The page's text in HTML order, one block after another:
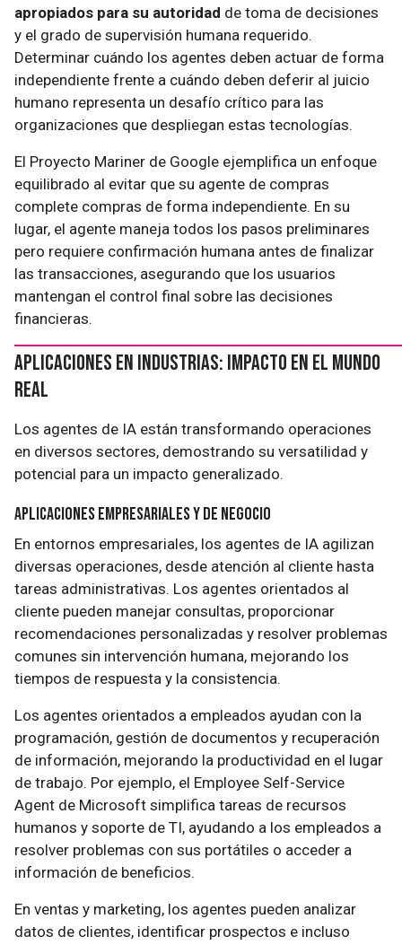
apropiados para su autoridad de toma de decisiones
y el grado de supervisión humana requerido.
Determinar cuándo los agentes deben actuar de forma
independiente frente a cuándo deben deferir al juicio
humano representa un desafío crítico para las
organizaciones que despliegan estas tecnologías.
El Proyecto Mariner de Google ejemplifica un enfoque
equilibrado al evitar que su agente de compras
complete compras de forma independiente. En su
lugar, el agente maneja todos los pasos preliminares
pero requiere confirmación humana antes de finalizar
las transacciones, asegurando que los usuarios
mantengan el control final sobre las decisiones
financieras.
Aplicaciones en Industrias: Impacto en el Mundo
Real
Los agentes de IA están transformando operaciones
en diversos sectores, demostrando su versatilidad y
potencial para un impacto generalizado.
Aplicaciones Empresariales y de Negocio
En entornos empresariales, los agentes de IA agilizan
diversas operaciones, desde atención al cliente hasta
tareas administrativas. Los agentes orientados al
cliente pueden manejar consultas, proporcionar
recomendaciones personalizadas y resolver problemas
comunes sin intervención humana, mejorando los
tiempos de respuesta y la consistencia.
Los agentes orientados a empleados ayudan con la
programación, gestión de documentos y recuperación
de información, mejorando la productividad en el lugar
de trabajo. Por ejemplo, el Employee Self-Service
Agent de Microsoft simplifica tareas de recursos
humanos y soporte de TI, ayudando a los empleados a
resolver problemas con sus portátiles o acceder a
información de beneficios.
En ventas y marketing, los agentes pueden analizar
datos de clientes, identificar prospectos e incluso